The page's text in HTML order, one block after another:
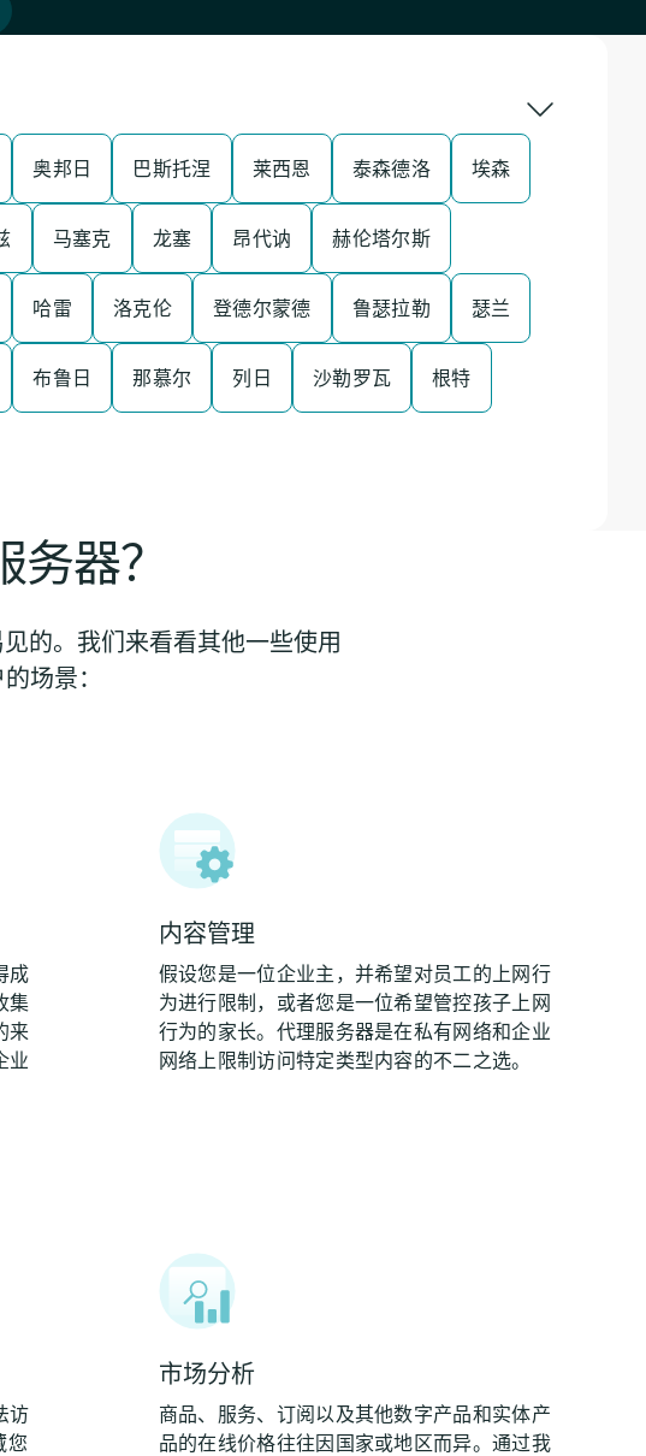
奥邦日 巴斯托涅 莱西恩 泰森德洛 埃森
马塞克 龙塞 昂代讷 赫伦塔尔斯
哈雷 洛克伦 登德尔蒙德 鲁瑟拉勒 瑟兰
布鲁日 那慕尔 列日 沙勒罗瓦 根特
器？
的。我们来看看其他一些使用
场景：
成
集
来
业
内容管理
假设您是一位企业主，并希望对员工的上网行
为进行限制，或者您是一位希望管控孩子上网
行为的家长。代理服务器是在私有网络和企业
网络上限制访问特定类型内容的不二之选。
访
您
市场分析
商品、服务、订阅以及其他数字产品和实体产
品的在线价格往往因国家或地区而异。通过我